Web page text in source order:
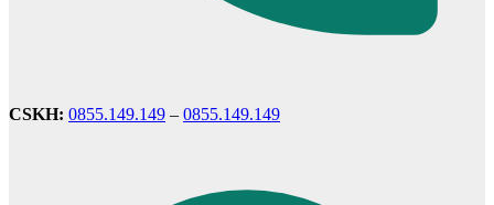
Cửa vòm
CSKH: 0855.149.149 – 0855.149.149